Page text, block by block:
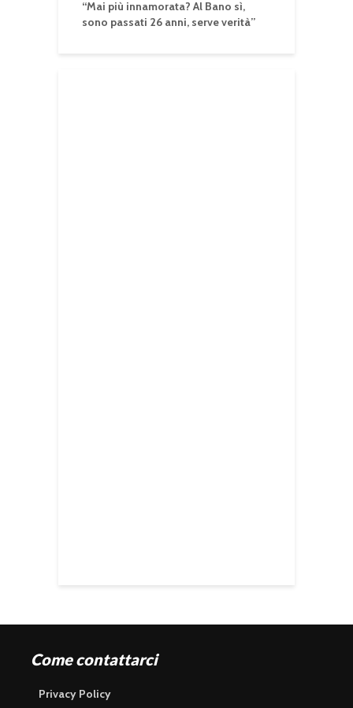
“Mai più innamorata? Al Bano sì,
sono passati 26 anni, serve verità”
Come contattarci
Privacy Policy